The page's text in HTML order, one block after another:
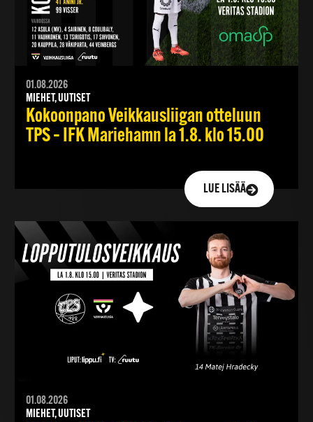
01.08.2026
MIEHET, UUTISET
Kokoonpano Veikkausliigan otteluun
TPS – IFK Mariehamn la 1.8. klo 15.00
LUE LISÄÄ
01.08.2026
MIEHET, UUTISET